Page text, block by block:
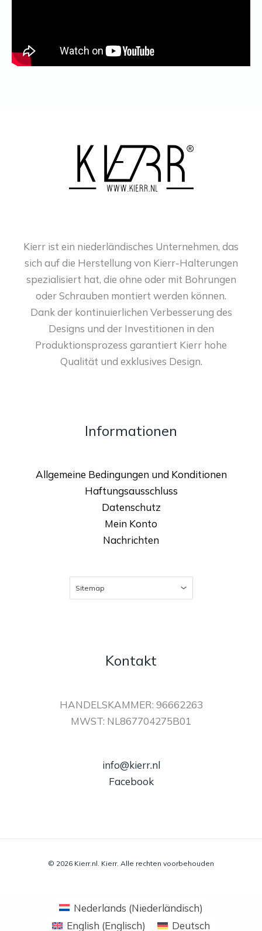
Kierr ist ein niederländisches Unternehmen, das
sich auf die Herstellung von Kierr-Halterungen
spezialisiert hat, die ohne oder mit Bohrungen
oder Schrauben montiert werden können.
Dank der kontinuierlichen Verbesserung des
Designs und der Investitionen in den
Produktionsprozess garantiert Kierr hohe
Qualität und exklusives Design.
Informationen
Allgemeine Bedingungen und Konditionen
Haftungsausschluss
Datenschutz
Mein Konto
Nachrichten
Kontakt
HANDELSKAMMER: 96662263
MWST: NL867704275B01
info@kierr.nl
Facebook
© 2026 Kierr.nl. Kierr. Alle rechten voorbehouden
Nederlands (Niederländisch)
English (Englisch) Deutsch